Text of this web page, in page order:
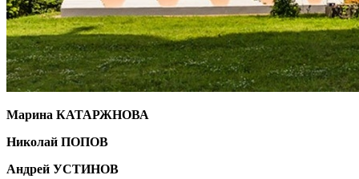
Марина КАТАРЖНОВА
Николай ПОПОВ
Андрей УСТИНОВ